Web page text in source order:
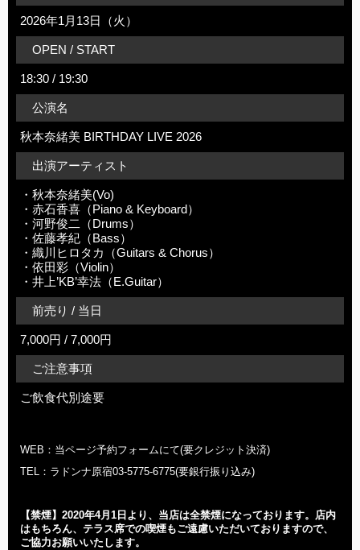
2026年1月13日（火）
OPEN / START
18:30 / 19:30
公演名
秋本奈緒美 BIRTHDAY LIVE 2026
出演アーティスト
・秋本奈緒美(Vo)
・赤石香喜（Piano & Keyboard）
・河野俊二（Drums）
・佐藤孝紀（Bass）
・織川ヒロタカ（Guitars & Chorus）
・依田彩（Violin）
・井上’KB’幸法（E.Guitar）
前売り / 当日
7,000円 / 7,000円
ご注意事項
ご飲食代別途要
WEB：当ページ予約フォームにて(要クレジット決済)
TEL：ラドンナ原宿03-5775-6775(要銀行振り込み)
【禁煙】2020年4月1日より、当店は全禁煙になっております。店内
はもちろん、テラス席での喫煙もご遠慮いただいておりますので、
ご協力お願いいたします。